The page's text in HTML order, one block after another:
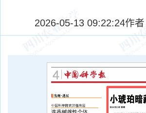
2026-05-13 09:22:24作